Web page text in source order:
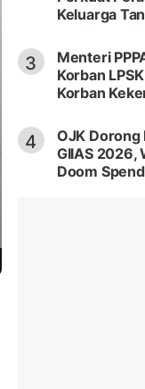
Keluarga
3
Menteri
Korban
Korban
4
OJK Dorong
GIIAS 2026,
Doom